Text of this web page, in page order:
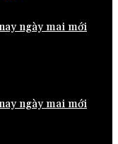
ngày mai mới
ngày mai mới